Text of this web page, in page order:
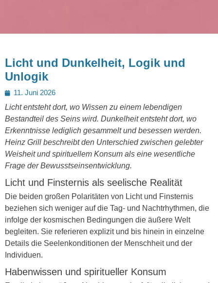
Licht und Dunkelheit, Logik und
Unlogik
Posted
on
11. Juni 2026
Licht entsteht dort, wo Wissen zu einem lebendigen
Bestandteil des Seins wird. Dunkelheit entsteht dort, wo
Erkenntnisse lediglich gesammelt und besessen werden.
Heinz Grill beschreibt den Unterschied zwischen gelebter
Weisheit und spirituellem Konsum als eine wesentliche
Frage der Bewusstseinsentwicklung.
Licht und Finsternis als seelische Realität
Die beiden großen Polaritäten von Licht und Finsternis
beziehen sich weniger auf die Tag- und Nachtrhythmen, die
infolge der kosmischen Bedingungen die äußere Welt
begleiten. Sie referieren explizit und bis hinein in einzelne
Details die Seelenkonditionen der Menschheit und der
Individuen.
Habenwissen und spiritueller Konsum